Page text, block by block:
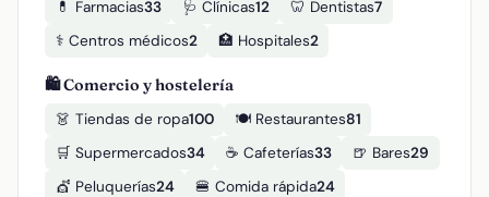
💊 Farmacias33 🩺 Clínicas12 🦷 Dentistas7
⚕️ Centros médicos2 🏥 Hospitales2
🛍️ Comercio y hostelería
👗 Tiendas de ropa100 🍽️ Restaurantes81
🛒 Supermercados34 ☕ Cafeterías33 🍺 Bares29
💇 Peluquerías24 🍔 Comida rápida24